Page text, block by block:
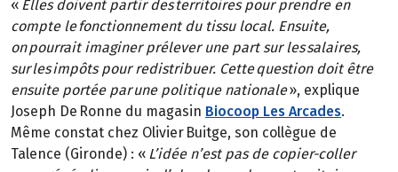
« Elles doivent partir des territoires pour prendre en
compte le fonctionnement du tissu local. Ensuite,
on pourrait imaginer prélever une part sur les salaires,
sur les impôts pour redistribuer. Cette question doit être
ensuite portée par une politique nationale», explique
Joseph De Ronne du magasin Biocoop Les Arcades.
Même constat chez Olivier Buitge, son collègue de
Talence (Gironde) : « L’idée n’est pas de copier-coller